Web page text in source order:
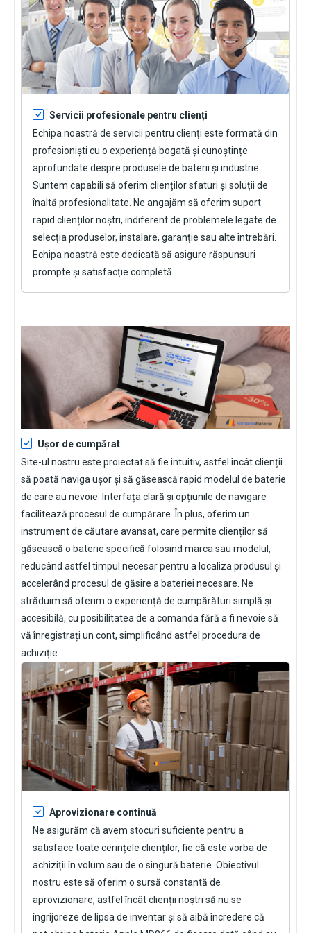
Servicii profesionale pentru clienți
Echipa noastră de servicii pentru clienți este formată din
profesioniști cu o experiență bogată și cunoștințe
aprofundate despre produsele de baterii și industrie.
Suntem capabili să oferim clienților sfaturi și soluții de
înaltă profesionalitate. Ne angajăm să oferim suport
rapid clienților noștri, indiferent de problemele legate de
selecția produselor, instalare, garanție sau alte întrebări.
Echipa noastră este dedicată să asigure răspunsuri
prompte și satisfacție completă.
Ușor de cumpărat
Site-ul nostru este proiectat să fie intuitiv, astfel încât clienții
să poată naviga ușor și să găsească rapid modelul de baterie
de care au nevoie. Interfața clară și opțiunile de navigare
facilitează procesul de cumpărare. În plus, oferim un
instrument de căutare avansat, care permite clienților să
găsească o baterie specifică folosind marca sau modelul,
reducând astfel timpul necesar pentru a localiza produsul și
accelerând procesul de găsire a bateriei necesare. Ne
străduim să oferim o experiență de cumpărături simplă și
accesibilă, cu posibilitatea de a comanda fără a fi nevoie să
vă înregistrați un cont, simplificând astfel procedura de
achiziție.
Aprovizionare continuă
Ne asigurăm că avem stocuri suficiente pentru a
satisface toate cerințele clienților, fie că este vorba de
achiziții în volum sau de o singură baterie. Obiectivul
nostru este să oferim o sursă constantă de
aprovizionare, astfel încât clienții noștri să nu se
îngrijoreze de lipsa de inventar și să aibă încredere că